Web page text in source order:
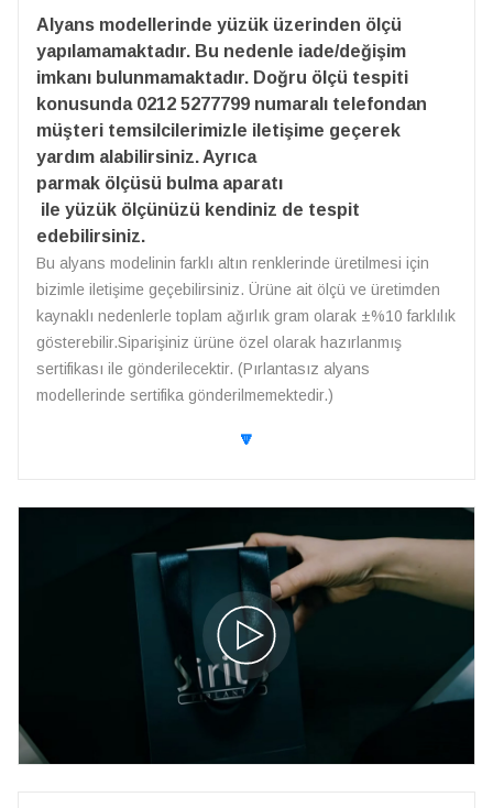
Alyans modellerinde yüzük üzerinden ölçü
yapılamamaktadır. Bu nedenle iade/değişim
imkanı bulunmamaktadır. Doğru ölçü tespiti
konusunda 0212 5277799 numaralı telefondan
müşteri temsilcilerimizle iletişime geçerek
yardım alabilirsiniz. Ayrıca
parmak ölçüsü bulma aparatı
ile yüzük ölçünüzü kendiniz de tespit
edebilirsiniz.
Bu alyans modelinin farklı altın renklerinde üretilmesi için
bizimle iletişime geçebilirsiniz. Ürüne ait ölçü ve üretimden
kaynaklı nedenlerle toplam ağırlık gram olarak ±%10 farklılık
gösterebilir.Siparişiniz ürüne özel olarak hazırlanmış
sertifikası ile gönderilecektir. (Pırlantasız alyans
modellerinde sertifika gönderilmemektedir.)
🔽